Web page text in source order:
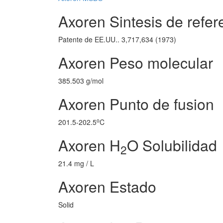
Axoren Sintesis de
Patente de EE.UU.. 3,717,634 (1973)
Axoren Peso molecular
385.503 g/mol
Axoren Punto de fusion
201.5-202.5oC
Axoren H2O Solubilidad
21.4 mg / L
Axoren Estado
Solid